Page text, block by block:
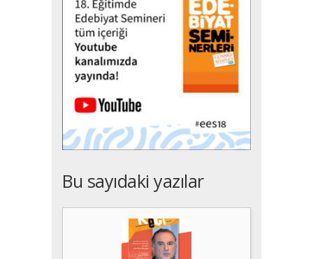
Bu sayıdaki yazılar